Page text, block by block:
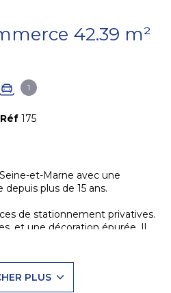
Fonds de commerce 42.39 m²
1
Réf 175
et-Marne avec une
plus de 15 ans.
de stationnement privatives.
et une décoration épurée. Il
et son point d'eau faisant
stockage grâce à ses
PLUS